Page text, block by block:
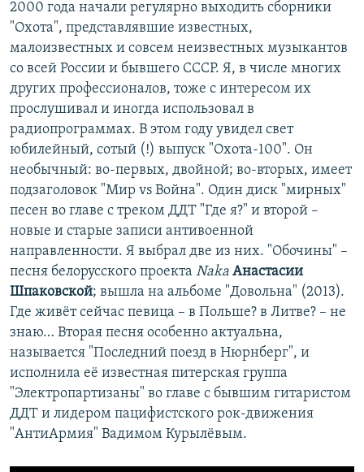
2000 года начали регулярно выходить сборники
"Охота", представлявшие известных,
малоизвестных и совсем неизвестных музыкантов
со всей России и бывшего СССР. Я, в числе многих
других профессионалов, тоже с интересом их
прослушивал и иногда использовал в
радиопрограммах. В этом году увидел свет
юбилейный, сотый (!) выпуск "Охота-100". Он
необычный: во-первых, двойной; во-вторых, имеет
подзаголовок "Мир vs Война". Один диск "мирных"
песен во главе с треком ДДТ "Где я?" и второй –
новые и старые записи антивоенной
направленности. Я выбрал две из них. "Обочины" –
песня белорусского проекта Naka Анастасии
Шпаковской; вышла на альбоме "Довольна" (2013).
Где живёт сейчас певица – в Польше? в Литве? – не
знаю… Вторая песня особенно актуальна,
называется "Последний поезд в Нюрнберг", и
исполнила её известная питерская группа
"Электропартизаны" во главе с бывшим гитаристом
ДДТ и лидером пацифистского рок-движения
"АнтиАрмия" Вадимом Курылёвым.